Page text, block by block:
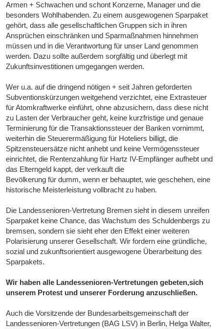
Armen + Schwachen und schont Konzerne, Manager und die
besonders Wohlhabenden. Zu einem ausgewogenen Sparpaket
gehört, dass alle gesellschaftlichen Gruppen sich in ihren
Ansprüchen einschränken und Sparmaßnahmen hinnehmen
müssen und in die Verantwortung für unser Land genommen
werden. Dazu sollte außerdem sorgfältig und überlegt mit
Zukunftsinvestitionen umgegangen werden.
Wer u.a. auf die dringend nötigen + seit Jahren geforderten
Subventionskürzungen weitgehend verzichtet, eine Extrasteuer
für Atomkraftwerke einführt, ohne abzusichern, dass diese nicht
zu Lasten der Verbraucher geht, keine kurzfristige und genaue
Terminierung für die Transaktionssteuer der Banken vornimmt,
weiterhin die Steuerermäßigung für Hoteliers billigt, die
Spitzensteuersätze nicht anhebt und keine Vermögenssteuer
einrichtet, die Rentenzahlung für Hartz IV-Empfänger aufhebt und
das Elterngeld kappt, der verkauft die
Bevölkerung für dumm, wenn er behauptet, wie geschehen, eine
historische Meisterleistung vollbracht zu haben.
Die Landessenioren-Vertretung Bremen sieht in diesem unreifen
Sparpaket keine Chance, das Wachstum des Schuldenbergs zu
bremsen, sondern sie sieht eher den Effekt einer weiteren
Polarisierung unserer Gesellschaft. Wir fordern eine gründliche,
sozial und zukunftsorientiert ausgewogene Überarbeitung des
Sparpakets.
Wir haben alle Landessenioren-Vertretungen gebeten,sich
unserem Protest und unserer Forderung anzuschließen.
Auch die Vorsitzende der Bundesarbeitsgemeinschaft der
Landessenioren-Vertretungen (BAG LSV) in Berlin, Helga Walter,